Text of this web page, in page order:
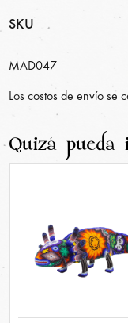
SKU
MAD047
Los costos de envío se
Quizá pueda